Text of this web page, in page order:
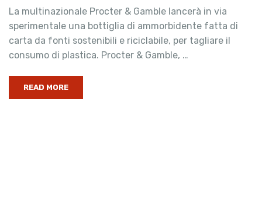
La multinazionale Procter & Gamble lancerà in via
sperimentale una bottiglia di ammorbidente fatta di
carta da fonti sostenibili e riciclabile, per tagliare il
consumo di plastica. Procter & Gamble, …
READ MORE